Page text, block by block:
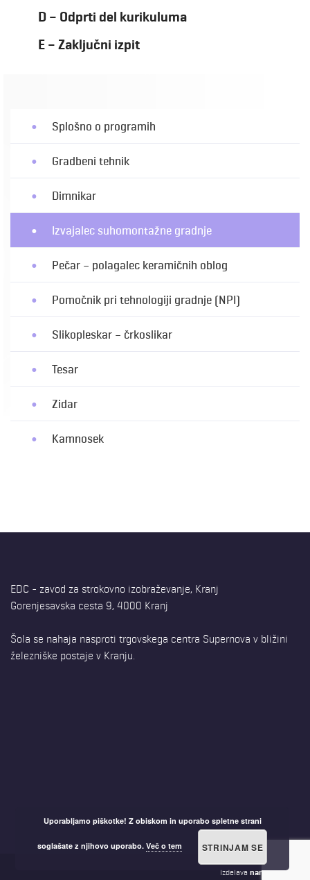
D – Odprti del kurikuluma
E – Zaključni izpit
Splošno o programih
Gradbeni tehnik
Dimnikar
Izvajalec suhomontažne gradnje
Pečar – polagalec keramičnih oblog
Pomočnik pri tehnologiji gradnje (NPI)
Slikopleskar – črkoslikar
Tesar
Zidar
Kamnosek
EDC - zavod za strokovno izobraževanje, Kranj
Gorenjesavska cesta 9, 4000 Kranj
Šola se nahaja nasproti trgovskega centra Supernova v bližini
železniške postaje v Kranju.
Izdelava nanostudio.eu
Uporabljamo piškotke! Z obiskom in uporabo spletne strani
soglašate z njihovo uporabo.Več o tem STRINJAM SE